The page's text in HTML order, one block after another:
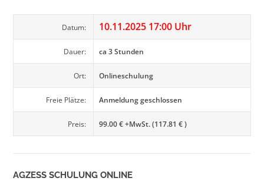
Datum: 10.11.2025 17:00 Uhr
Dauer: ca 3 Stunden
Ort: Onlineschulung
Freie Plätze: Anmeldung geschlossen
Preis: 99.00 € +MwSt. (117.81 € )
AGZESS SCHULUNG ONLINE